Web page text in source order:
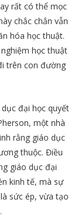
rất có thể mọc
chắc chắn vẫn
hóa học thuật.
học thuật
trên con đường
đại học quyết
một nhà
rằng giáo dục
thuộc. Điều
giáo dục đại
kinh tế, mà sự
sức ép, vừa tạo